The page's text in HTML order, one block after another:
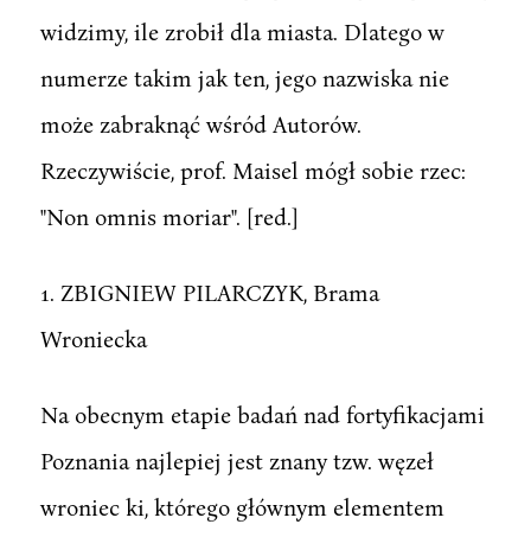
widzimy, ile zrobił dla miasta. Dlatego w
numerze takim jak ten, jego nazwiska nie
może zabraknąć wśród Autorów.
Rzeczywiście, prof. Maisel mógł sobie rzec:
"Non omnis moriar". [red.]
1. ZBIGNIEW PILARCZYK, Brama
Wroniecka
Na obecnym etapie badań nad fortyfikacjami
Poznania najlepiej jest znany tzw. węzeł
wroniec ki, którego głównym elementem